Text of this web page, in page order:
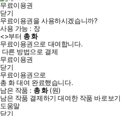
무료이용권
닫기
무료이용권을 사용하시겠습니까?
사용 가능 : 장
<>부터 총화
무료이용권으로 대여합니다.
다른 방법으로 결제
무료이용권
닫기
무료이용권으로
총 화대여 완료했습니다.
남은 작품 : 총화(원)
남은 작품 결제하기 대여한 작품 바로보기
도움말
닫기